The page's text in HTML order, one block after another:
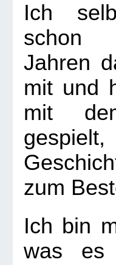
Ich
schon
Jahren
mit und
mit
zum
Ich bin
was es